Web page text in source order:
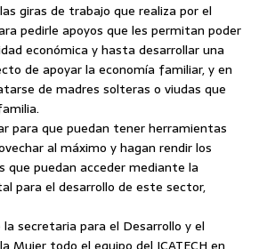
giras de trabajo que realiza por el
pedirle apoyos que les permitan poder
económica y hasta desarrollar una
de apoyar la economía familiar, y en
de madres solteras o viudas que
para que puedan tener herramientas
al máximo y hagan rendir los
que puedan acceder mediante la
para el desarrollo de este sector,
la secretaria para el Desarrollo y el